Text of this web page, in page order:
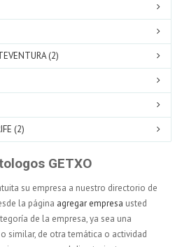
(2)
(2)
GETXO
su empresa a nuestro directorio de
la página agregar empresa usted
de la empresa, ya sea una
o similar, de otra temática o actividad